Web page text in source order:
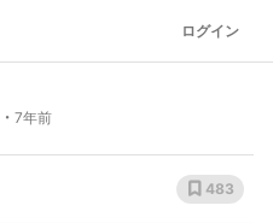
ログイン
7年前
483